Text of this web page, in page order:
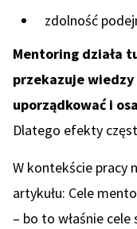
zdolność
Mentoring działa
przekazuje
uporządkować i
Dlatego efekty
W kontekście pracy
artykułu: Cele
– bo to właśnie